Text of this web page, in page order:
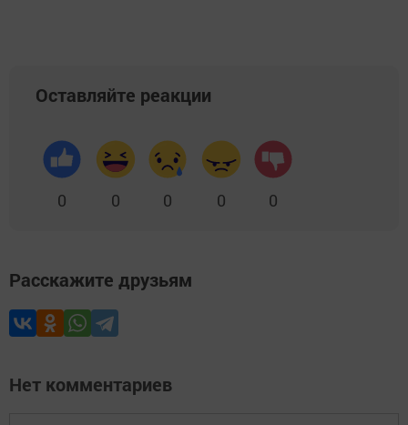
Оставляйте реакции
0 0 0 0 0
Расскажите друзьям
Нет комментариев